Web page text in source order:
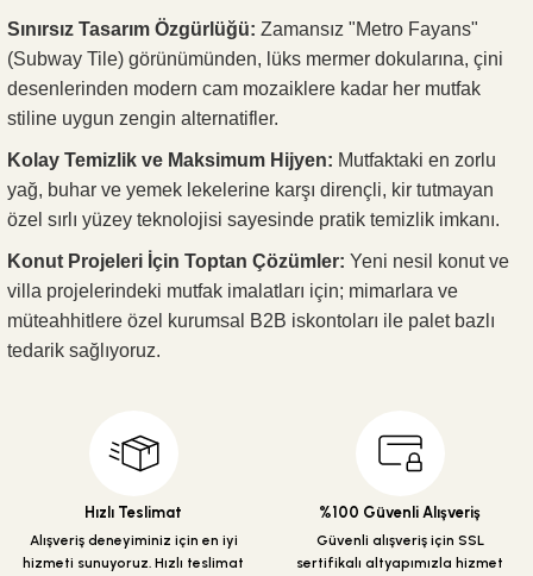
Sınırsız Tasarım Özgürlüğü: Zamansız "Metro Fayans"
(Subway Tile) görünümünden, lüks mermer dokularına, çini
desenlerinden modern cam mozaiklere kadar her mutfak
stiline uygun zengin alternatifler.
Kolay Temizlik ve Maksimum Hijyen: Mutfaktaki en zorlu
yağ, buhar ve yemek lekelerine karşı dirençli, kir tutmayan
özel sırlı yüzey teknolojisi sayesinde pratik temizlik imkanı.
Konut Projeleri İçin Toptan Çözümler: Yeni nesil konut ve
villa projelerindeki mutfak imalatları için; mimarlara ve
müteahhitlere özel kurumsal B2B iskontoları ile palet bazlı
tedarik sağlıyoruz.
Hızlı Teslimat
Alışveriş deneyiminiz için en iyi
hizmeti sunuyoruz. Hızlı teslimat
%100 Güvenli Alışveriş
Güvenli alışveriş için SSL
sertifikalı altyapımızla hizmet